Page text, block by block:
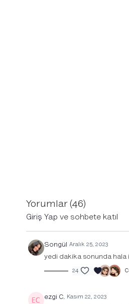
Yorumlar (46)
Giriş Yap ve sohbete katıl
Songül Aralık 25, 2023
yedi dakika sonunda hala
24
ezgi C. Kasım 22, 2023